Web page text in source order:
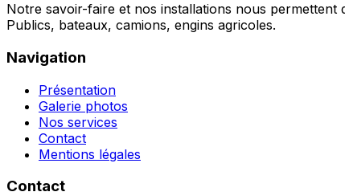
Notre savoir-faire et nos installations nous
Publics, bateaux, camions, engins agricoles.
Navigation
Présentation
Galerie photos
Nos services
Contact
Mentions légales
Contact